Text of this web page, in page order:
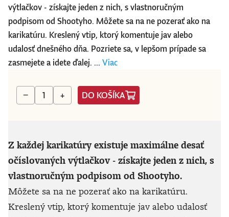
výtlačkov - získajte jeden z nich, s vlastnoručným
podpisom od Shootyho. Môžete sa na ne pozerať ako na
karikatúru. Kreslený vtip, ktorý komentuje jav alebo
udalosť dnešného dňa. Pozriete sa, v lepšom prípade sa
zasmejete a idete ďalej. ... Viac
− + DO KOŠÍKA
Z každej karikatúry existuje maximálne desať
očíslovaných výtlačkov - získajte jeden z nich, s
vlastnoručným podpisom od Shootyho.
Môžete sa na ne pozerať ako na karikatúru.
Kreslený vtip, ktorý komentuje jav alebo udalosť